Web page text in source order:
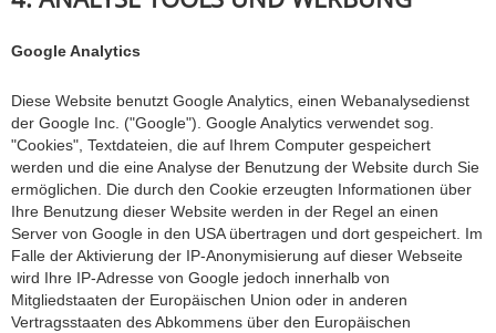
Google Analytics
Diese Website benutzt Google Analytics, einen Webanalysedienst
der Google Inc. ("Google"). Google Analytics verwendet sog.
"Cookies", Textdateien, die auf Ihrem Computer gespeichert
werden und die eine Analyse der Benutzung der Website durch Sie
ermöglichen. Die durch den Cookie erzeugten Informationen über
Ihre Benutzung dieser Website werden in der Regel an einen
Server von Google in den USA übertragen und dort gespeichert. Im
Falle der Aktivierung der IP-Anonymisierung auf dieser Webseite
wird Ihre IP-Adresse von Google jedoch innerhalb von
Mitgliedstaaten der Europäischen Union oder in anderen
Vertragsstaaten des Abkommens über den Europäischen